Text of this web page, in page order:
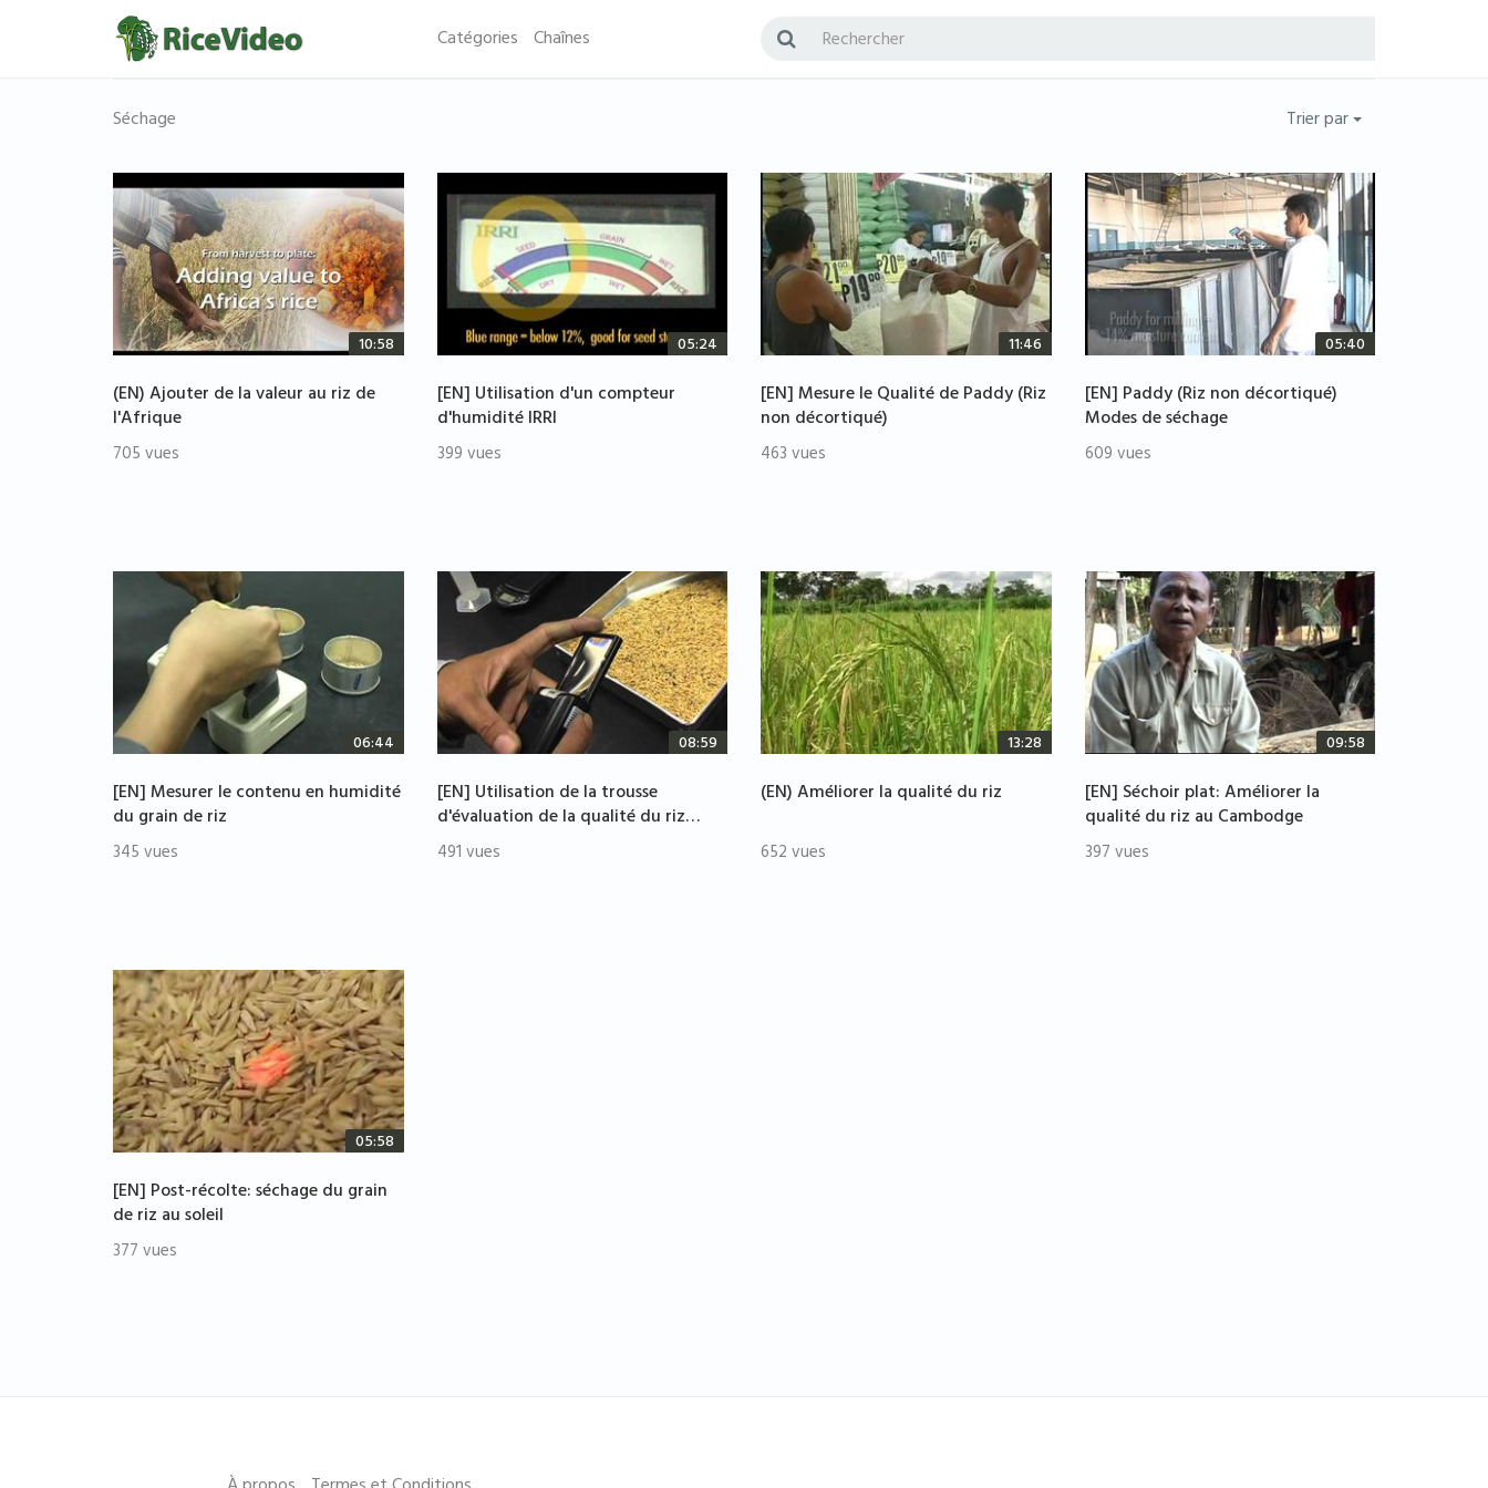
Catégories Chaînes
Séchage Trier par
10:58
(EN) Ajouter de la valeur au riz de
l'Afrique
705 vues
05:24
[EN] Utilisation d'un compteur
d'humidité IRRI
399 vues
11:46
[EN] Mesure le Qualité de Paddy (Riz
non décortiqué)
463 vues
05:40
[EN] Paddy (Riz non décortiqué)
Modes de séchage
609 vues
06:44
[EN] Mesurer le contenu en humidité
du grain de riz
345 vues
08:59
[EN] Utilisation de la trousse
d'évaluation de la qualité du riz…
491 vues
13:28
(EN) Améliorer la qualité du riz
652 vues
09:58
[EN] Séchoir plat: Améliorer la
qualité du riz au Cambodge
397 vues
05:58
[EN] Post-récolte: séchage du grain
de riz au soleil
377 vues